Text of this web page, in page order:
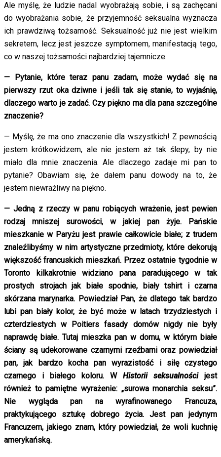
Ale myślę, że ludzie nadal wyobrażają sobie, i są zachęcani
do wyobrażania sobie, że przyjemność seksualna wyznacza
ich prawdziwą tożsamość. Seksualność już nie jest wielkim
sekretem, lecz jest jeszcze symptomem, manifestacją tego,
co w naszej tożsamości najbardziej tajemnicze.
— Pytanie, które teraz panu zadam, może wydać się na
pierwszy rzut oka dziwne i jeśli tak się stanie, to wyjaśnię,
dlaczego warto je zadać. Czy piękno ma dla pana szczególne
znaczenie?
— Myślę, że ma ono znaczenie dla wszystkich! Z pewnością
jestem krótkowidzem, ale nie jestem aż tak ślepy, by nie
miało dla mnie znaczenia. Ale dlaczego zadaje mi pan to
pytanie? Obawiam się, że dałem panu dowody na to, że
jestem niewrażliwy na piękno.
— Jedną z rzeczy w panu robiących wrażenie, jest pewien
rodzaj mniszej surowości, w jakiej pan żyje. Pańskie
mieszkanie w Paryżu jest prawie całkowicie białe; z trudem
znaleźlibyśmy w nim artystyczne przedmioty, które dekorują
większość francuskich mieszkań. Przez ostatnie tygodnie w
Toronto kilkakrotnie widziano pana paradującego w tak
prostych strojach jak białe spodnie, biały tshirt i czarna
skórzana marynarka. Powiedział Pan, że dlatego tak bardzo
lubi pan biały kolor, że być może w latach trzydziestych i
czterdziestych w Poitiers fasady domów nigdy nie były
naprawdę białe. Tutaj mieszka pan w domu, w którym białe
ściany są udekorowane czarnymi rzeźbami oraz powiedział
pan, jak bardzo kocha pan wyrazistość i siłę czystego
czarnego i białego koloru. W Historii seksualnościjest
również to pamiętne wyrażenie: „surowa monarchia seksu”.
Nie wygląda pan na wyrafinowanego Francuza,
praktykującego sztukę dobrego życia. Jest pan jedynym
Francuzem, jakiego znam, który powiedział, że woli kuchnię
amerykańską.